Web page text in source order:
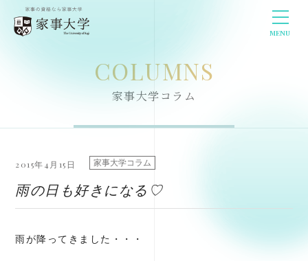
MENU
COLUMNS
家事大学コラム
2015年4月15日 家事大学コラム
雨の日も好きになる♡
雨が降ってきました・・・